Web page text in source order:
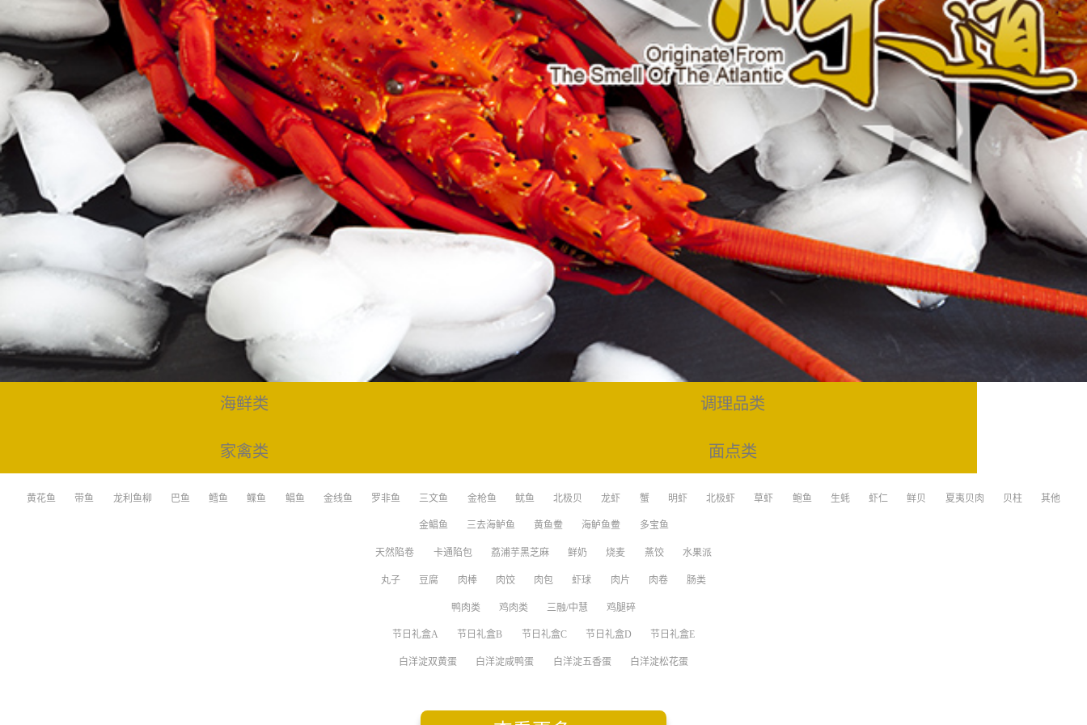
海鲜类 调理品类
家禽类 面点类
家禽类 节日礼盒
国外产品
黄花鱼 带鱼 龙利鱼柳 巴鱼 鳕鱼 鲽鱼 鲳鱼 金线鱼 罗非鱼 三文鱼 金枪鱼 鱿鱼 北极贝 龙虾 蟹 明虾 北极虾 草虾 鲍鱼 生蚝 虾仁 鲜贝 夏夷贝肉 贝柱 其他
金鲳鱼 三去海鲈鱼 黄鱼鲞 海鲈鱼鲞 多宝鱼
天然陷卷 卡通陷包 荔浦芋黑芝麻 鲜奶 烧麦 蒸饺 水果派
丸子 豆腐 肉棒 肉饺 肉包 虾球 肉片 肉卷 肠类
鸭肉类 鸡肉类 三融/中慧 鸡腿碎
节日礼盒A 节日礼盒B 节日礼盒C 节日礼盒D 节日礼盒E
白洋淀双黄蛋 白洋淀咸鸭蛋 白洋淀五香蛋 白洋淀松花蛋